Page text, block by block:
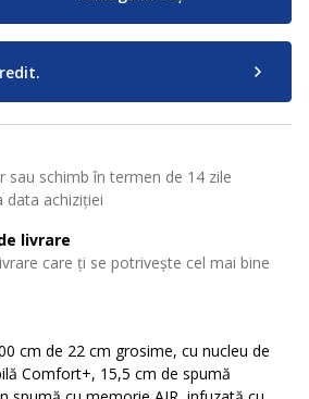
sau schimb în termen de 14 zile
data achiziției
livrare
care ți se potrivește cel mai bine
cm de 22 cm grosime, cu nucleu de
Comfort+, 15,5 cm de spumă